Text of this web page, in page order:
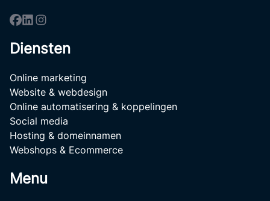
Diensten
Online marketing
Website & webdesign
Online automatisering & koppelingen
Social media
Hosting & domeinnamen
Webshops & Ecommerce
Menu